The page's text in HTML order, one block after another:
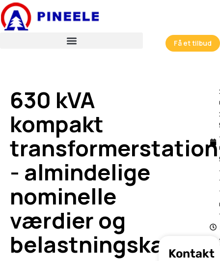
跳
至
内
Få et tilbud
630 kVA
kompakt
transformerstation
- almindelige
nominelle
værdier og
Kontakt